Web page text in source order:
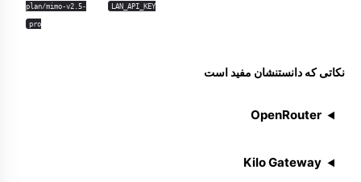
LAN_API_KEY
plan/mimo-v2.5-
pro
نکاتی که دانستنشان مفید است
OpenRouter
Kilo Gateway